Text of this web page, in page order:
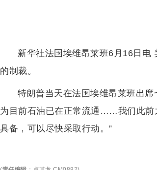
新华社法国埃维昂莱班6月16日电
的制裁。
特朗普当天在法国埃维昂莱班出
为目前石油已在正常流通……我们此前
具备，可以尽快采取行动。”